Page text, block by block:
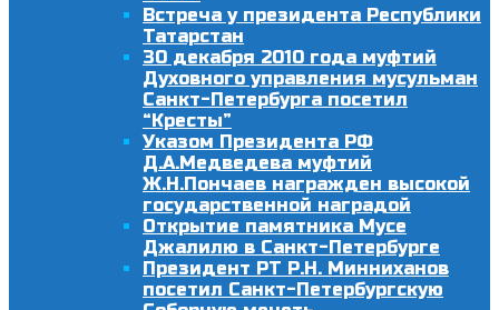
Встреча у президента Республики
Татарстан
30 декабря 2010 года муфтий
Духовного управления мусульман
Санкт-Петербурга посетил
“Кресты”
Указом Президента РФ
Д.А.Медведева муфтий
Ж.Н.Пончаев награжден высокой
государственной наградой
Открытие памятника Мусе
Джалилю в Санкт-Петербурге
Президент РТ Р.Н. Минниханов
посетил Санкт-Петербургскую